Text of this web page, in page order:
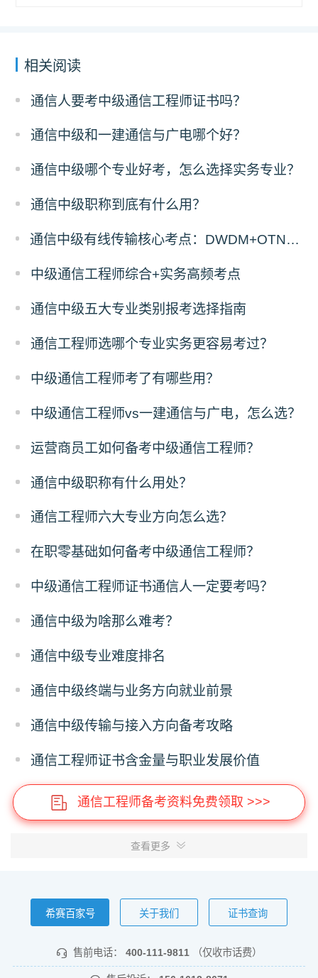
相关阅读
通信人要考中级通信工程师证书吗？
通信中级和一建通信与广电哪个好？
通信中级哪个专业好考，怎么选择实务专业？
通信中级职称到底有什么用？
通信中级有线传输核心考点：DWDM+OTN原理与计算题答题拆解
中级通信工程师综合+实务高频考点
通信中级五大专业类别报考选择指南
通信工程师选哪个专业实务更容易考过？
中级通信工程师考了有哪些用？
中级通信工程师vs一建通信与广电，怎么选？
运营商员工如何备考中级通信工程师？
通信中级职称有什么用处？
通信工程师六大专业方向怎么选？
在职零基础如何备考中级通信工程师？
中级通信工程师证书通信人一定要考吗？
通信中级为啥那么难考？
通信中级专业难度排名
通信中级终端与业务方向就业前景
通信中级传输与接入方向备考攻略
通信工程师证书含金量与职业发展价值
通信工程师备考资料免费领取 >>>
查看更多
希赛百家号 关于我们 证书查询
售前电话： 400-111-9811 （仅收市话费）